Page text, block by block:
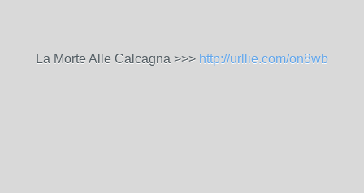
La Morte Alle Calcagna >>> http://urllie.com/on8wb